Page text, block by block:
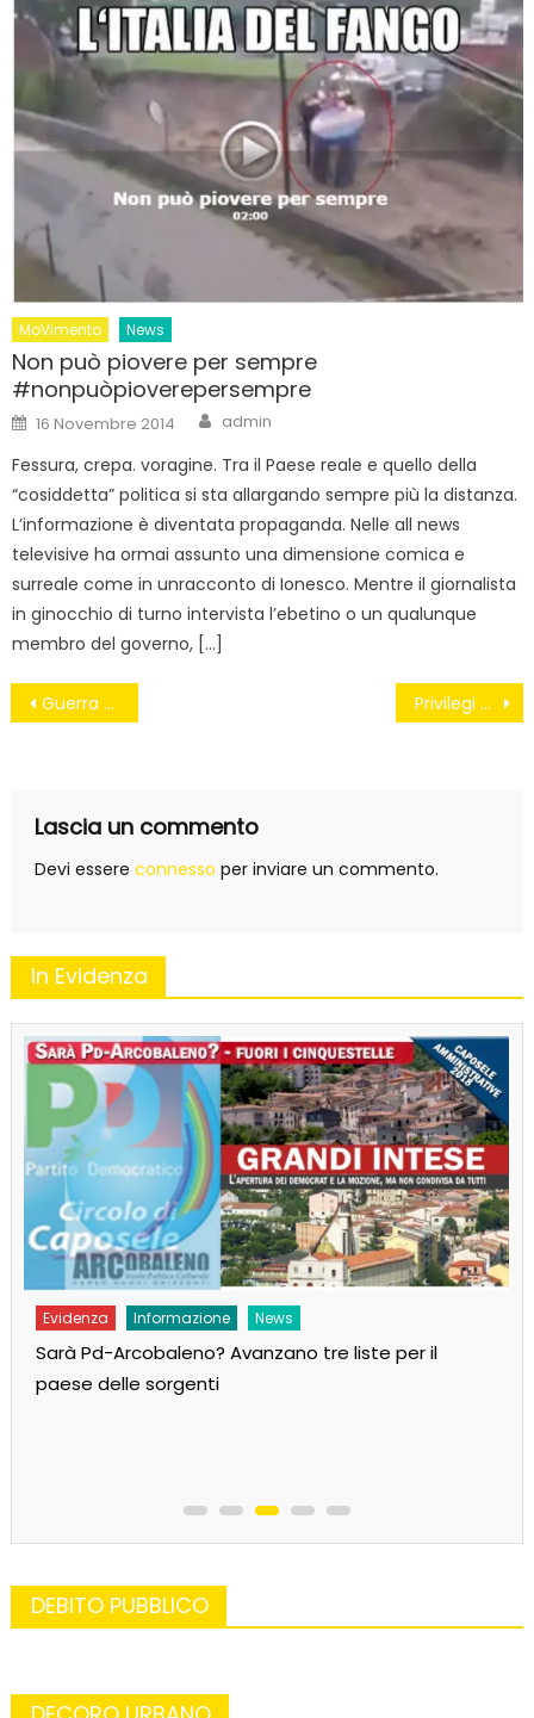
MoVimento News
Non può piovere per sempre
#nonpuòpioverepersempre
Posted
on
16 Novembre 2014 Author
admin
Fessura, crepa. voragine. Tra il Paese reale e quello della
“cosiddetta” politica si sta allargando sempre più la distanza.
L’informazione è diventata propaganda. Nelle all news
televisive ha ormai assunto una dimensione comica e
surreale come in unracconto di Ionesco. Mentre il giornalista
in ginocchio di turno intervista l’ebetino o un qualunque
membro del governo, […]
Navigazione
Guerra delle tessere da Torino a Catania: il PD dei boss locali Privilegi e conoscenze: la scomparsa della vergogna
Lascia un commento
Devi essere connesso per inviare un commento.
In Evidenza
Evidenza Informazione News
Sarà Pd-Arcobaleno? Avanzano tre liste per il
paese delle sorgenti
DEBITO PUBBLICO